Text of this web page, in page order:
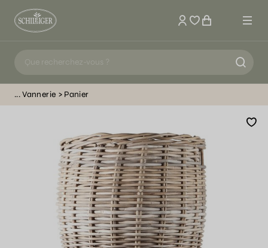
Mon compte
Vannerie Panier